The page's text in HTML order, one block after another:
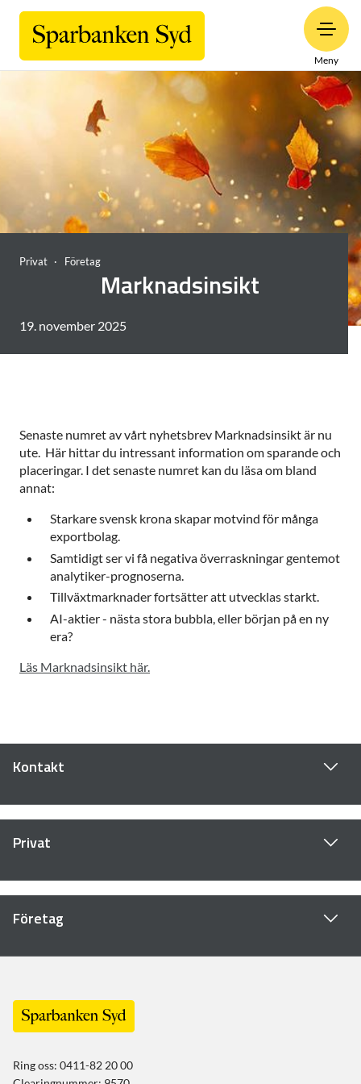
Meny
Privat Företag
Marknadsinsikt
19. november 2025
Senaste numret av vårt nyhetsbrev Marknadsinsikt är nu
ute. Här hittar du intressant information om sparande och
placeringar. I det senaste numret kan du läsa om bland
annat:
Starkare svensk krona skapar motvind för många
exportbolag.
Samtidigt ser vi få negativa överraskningar gentemot
analytiker-prognoserna.
Tillväxtmarknader fortsätter att utvecklas starkt.
AI-aktier - nästa stora bubbla, eller början på en ny
era?
Läs Marknadsinsikt här.
Kontakt
Privat
Företag
Ring oss: 0411-82 20 00